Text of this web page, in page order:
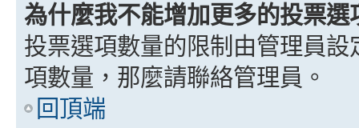
為什麼我不能增加更多的投票選
投票選項數量的限制由管理員
項數量，那麼請聯絡管理員。
回頂端